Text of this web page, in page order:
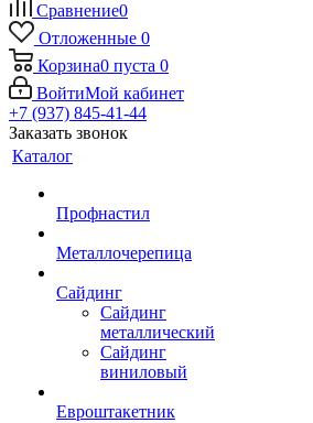
Сравнение0
Отложенные 0
Корзина0 пуста 0
ВойтиМой кабинет
+7 (937) 845-41-44
Заказать звонок
Каталог
Профнастил
Металлочерепица
Сайдинг
Сайдинг
металлический
Сайдинг
виниловый
Евроштакетник